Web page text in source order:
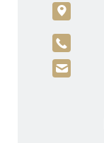
c
A
H